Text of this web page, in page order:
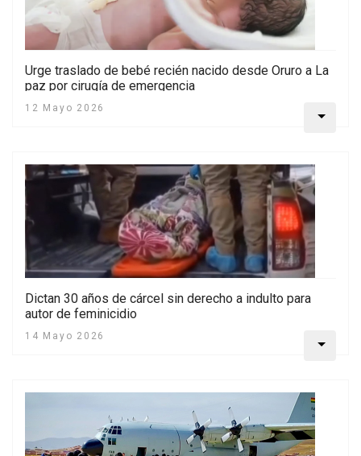
Urge traslado de bebé recién nacido desde Oruro a La
paz por cirugía de emergencia
12 Mayo 2026
Dictan 30 años de cárcel sin derecho a indulto para
autor de feminicidio
14 Mayo 2026